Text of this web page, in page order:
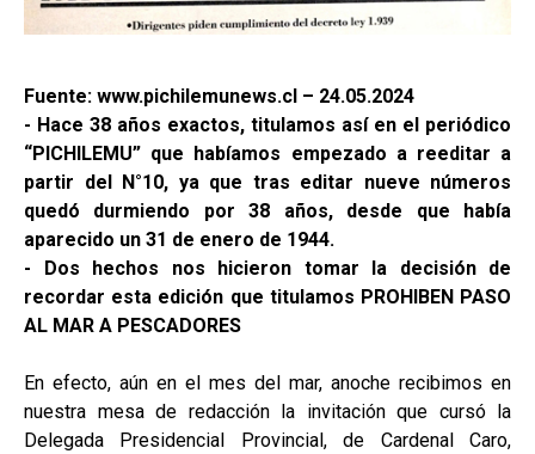
Fuente: www.pichilemunews.cl – 24.05.2024
- Hace 38 años exactos, titulamos así en el periódico
“PICHILEMU” que habíamos empezado a reeditar a
partir del N°10, ya que tras editar nueve números
quedó durmiendo por 38 años, desde que había
aparecido un 31 de enero de 1944.
- Dos hechos nos hicieron tomar la decisión de
recordar esta edición que titulamos PROHIBEN PASO
AL MAR A PESCADORES
En efecto, aún en el mes del mar, anoche recibimos en
nuestra mesa de redacción la invitación que cursó la
Delegada Presidencial Provincial, de Cardenal Caro,